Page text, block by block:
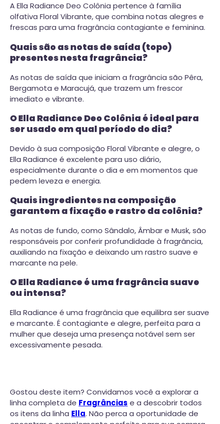
A Ella Radiance Deo Colônia pertence à família
olfativa Floral Vibrante, que combina notas alegres e
frescas para uma fragrância contagiante e feminina.
Quais são as notas de saída (topo)
presentes nesta fragrância?
As notas de saída que iniciam a fragrância são Pêra,
Bergamota e Maracujá, que trazem um frescor
imediato e vibrante.
O Ella Radiance Deo Colônia é ideal para
ser usado em qual período do dia?
Devido à sua composição Floral Vibrante e alegre, o
Ella Radiance é excelente para uso diário,
especialmente durante o dia e em momentos que
pedem leveza e energia.
Quais ingredientes na composição
garantem a fixação e rastro da colônia?
As notas de fundo, como Sândalo, Âmbar e Musk, são
responsáveis por conferir profundidade à fragrância,
auxiliando na fixação e deixando um rastro suave e
marcante na pele.
O Ella Radiance é uma fragrância suave
ou intensa?
Ella Radiance é uma fragrância que equilibra ser suave
e marcante. É contagiante e alegre, perfeita para a
mulher que deseja uma presença notável sem ser
excessivamente pesada.
Gostou deste item? Convidamos você a explorar a
linha completa de Fragrâncias e a descobrir todos
os itens da linha Ella. Não perca a oportunidade de